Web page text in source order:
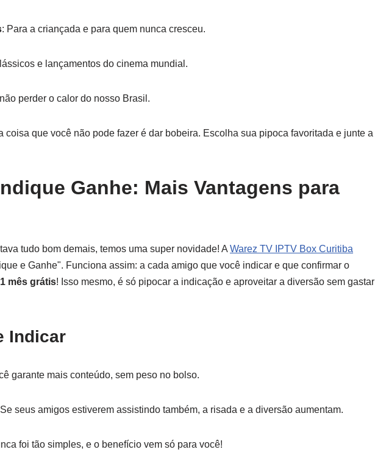
: Para a criançada e para quem nunca cresceu.
e lançamentos do cinema mundial.
perder o calor do nosso Brasil.
coisa que você não pode fazer é dar bobeira. Escolha sua pipoca favoritada e junte a
Ganhe: Mais Vantagens para
tudo bom demais, temos uma super novidade! A Warez TV IPTV Box Curitiba
e Ganhe". Funciona assim: a cada amigo que você indicar e que confirmar o
1 mês grátis! Isso mesmo, é só pipocar a indicação e aproveitar a diversão sem gastar
Indicar
garante mais conteúdo, sem peso no bolso.
seus amigos estiverem assistindo também, a risada e a diversão aumentam.
foi tão simples, e o benefício vem só para você!